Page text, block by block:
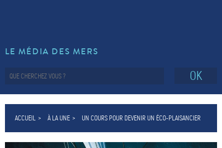
LE MÉDIA DES MERS
OK
ACCUEIL À LA UNE UN COURS POUR DEVENIR UN ÉCO-PLAISANCIER